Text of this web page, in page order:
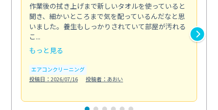
作業後の拭き上げまで新しいタオルを使っていると
聞き、細かいところまで気を配っているんだなと思
いました。養生もしっかりされていて部屋が汚れる
こ...
もっと見る
エアコンクリーニング
投稿日：2026/07/16
投稿者：あおい